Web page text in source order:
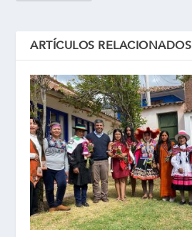
ARTÍCULOS RELACIONADOS